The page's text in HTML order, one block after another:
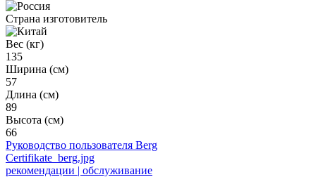
Страна изготовитель
Вес (кг)
135
Ширина (см)
57
Длина (см)
89
Высота (см)
66
Руководство пользователя Berg
Certifikate_berg.jpg
рекомендации | обслуживание